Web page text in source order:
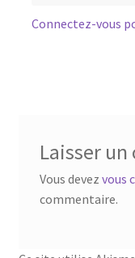
Connectez-vous
Laisser
Vous devez vous
commentaire.